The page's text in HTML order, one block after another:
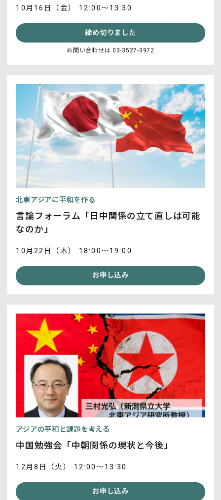
10月16日（金） 12:00～13:30
締め切りました
お問い合わせは 03-3527-3972
北東アジアに平和を作る
言論フォーラム「日中関係の立て直しは可能
なのか」
10月22日（木） 18:00～19:00
お申し込み
アジアの平和と課題を考える
中国勉強会「中朝関係の現状と今後」
12月8日（火） 12:00～13:30
お申し込み